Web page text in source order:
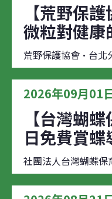
【荒野保
微粒對健康
荒野保護協會·台北
2026年09月01
【台灣蝴
日免費賞蝶
社團法人台灣蝴蝶保